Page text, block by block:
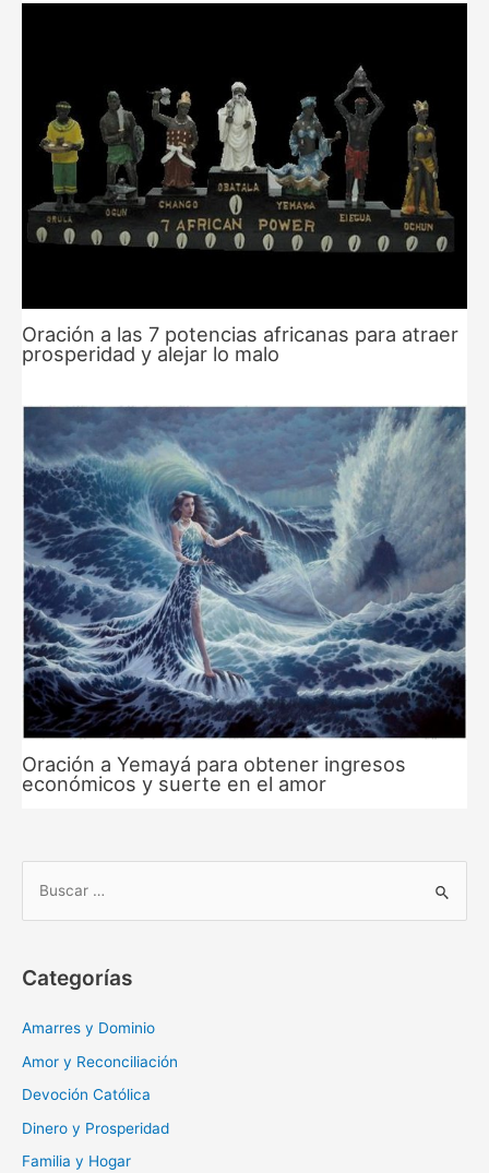
Oración a las 7 potencias africanas para atraer
prosperidad y alejar lo malo
Oración a Yemayá para obtener ingresos
económicos y suerte en el amor
r
Categorías
Amarres y Dominio
Amor y Reconciliación
Devoción Católica
Dinero y Prosperidad
Familia y Hogar